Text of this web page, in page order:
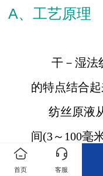
A、工艺原理
干－湿法
的特点结合
纺丝原液从
间(3～100毫
然后进入凝
首页 客服